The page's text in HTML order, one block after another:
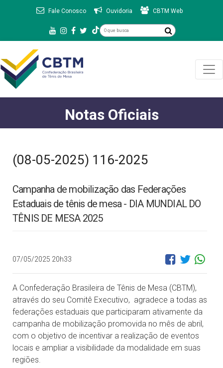
Fale Conosco Ouvidoria CBTM Web
Notas Oficiais
(08-05-2025) 116-2025
Campanha de mobilização das Federações
Estaduais de tênis de mesa - DIA MUNDIAL DO
TÊNIS DE MESA 2025
07/05/2025 20h33
A Confederação Brasileira de Tênis de Mesa (CBTM),
através do seu Comitê Executivo, agradece a todas as
federações estaduais que participaram ativamente da
campanha de mobilização promovida no mês de abril,
com o objetivo de incentivar a realização de eventos
locais e ampliar a visibilidade da modalidade em suas
regiões.